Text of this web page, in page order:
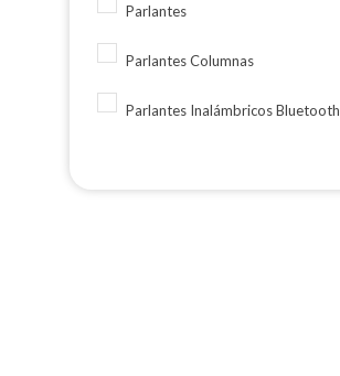
Parlantes
Parlantes Columnas
Parlantes Inalámbricos Bluetooth